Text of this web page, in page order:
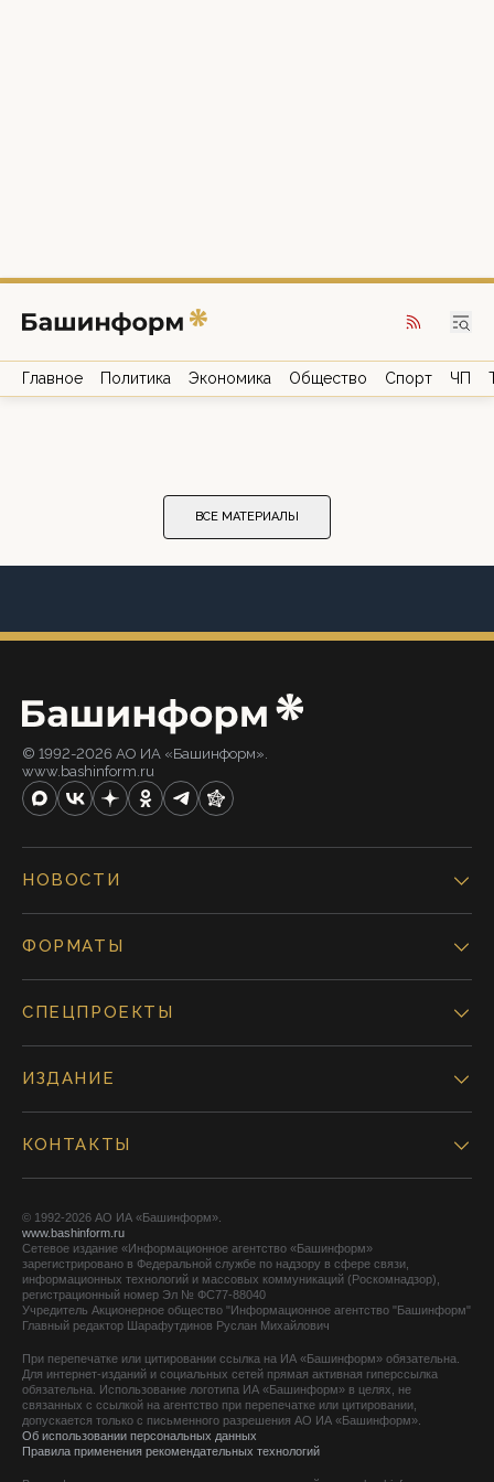
Главное Политика Экономика Общество Спорт ЧП
ВСЕ МАТЕРИАЛЫ
© 1992-2026 АО ИА «Башинформ».
www.bashinform.ru
НОВОСТИ
ФОРМАТЫ
СПЕЦПРОЕКТЫ
ИЗДАНИЕ
КОНТАКТЫ
© 1992-2026 АО ИА «Башинформ».
www.bashinform.ru
Сетевое издание «Информационное агентство «Башинформ»
зарегистрировано в Федеральной службе по надзору в сфере связи,
информационных технологий и массовых коммуникаций (Роскомнадзор),
регистрационный номер Эл № ФС77-88040
Учредитель Акционерное общество "Информационное агентство "Башинформ"
Главный редактор Шарафутдинов Руслан Михайлович
При перепечатке или цитировании ссылка на ИА «Башинформ» обязательна.
Для интернет-изданий и социальных сетей прямая активная гиперссылка
обязательна. Использование логотипа ИА «Башинформ» в целях, не
связанных с ссылкой на агентство при перепечатке или цитировании,
допускается только с письменного разрешения АО ИА «Башинформ».
Об использовании персональных данных
Правила применения рекомендательных технологий